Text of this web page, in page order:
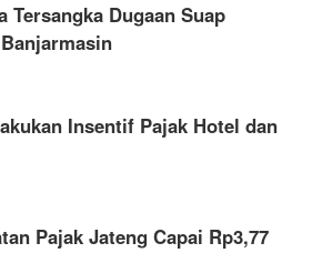
Tersangka Dugaan Suap
Insentif Pajak Hotel dan
Pajak Jateng Capai Rp3,77